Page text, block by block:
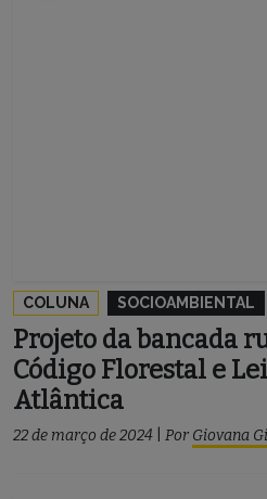
COLUNA SOCIOAMBIENTAL
Projeto da bancada
Código Florestal e
Atlântica
22 de março de 2024 Por Giovana